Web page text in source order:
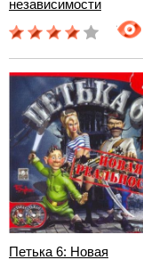
независимости
Петька 6: Новая